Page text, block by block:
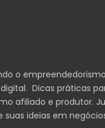
o
Dicas práticas
afiliado e produtor.
suas ideias em